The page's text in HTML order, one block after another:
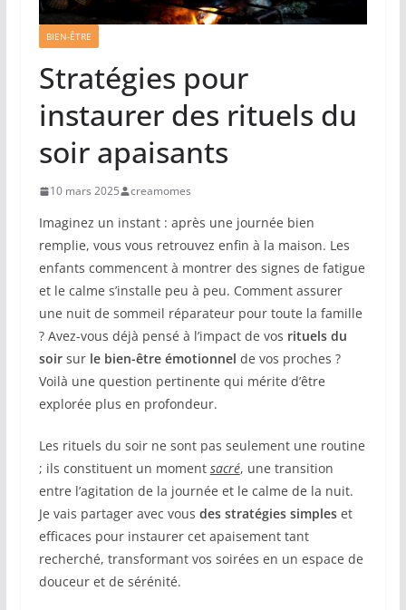
BIEN-ÊTRE
Stratégies pour
instaurer des rituels du
soir apaisants
10 mars 2025 creamomes
Imaginez un instant : après une journée bien
remplie, vous vous retrouvez enfin à la maison. Les
enfants commencent à montrer des signes de fatigue
et le calme s’installe peu à peu. Comment assurer
une nuit de sommeil réparateur pour toute la famille
? Avez-vous déjà pensé à l’impact de vos rituels du
soirsur le bien-être émotionnel de vos proches ?
Voilà une question pertinente qui mérite d’être
explorée plus en profondeur.
Les rituels du soir ne sont pas seulement une routine
; ils constituent un moment sacré, une transition
entre l’agitation de la journée et le calme de la nuit.
Je vais partager avec vous des stratégies simpleset
efficaces pour instaurer cet apaisement tant
recherché, transformant vos soirées en un espace de
douceur et de sérénité.